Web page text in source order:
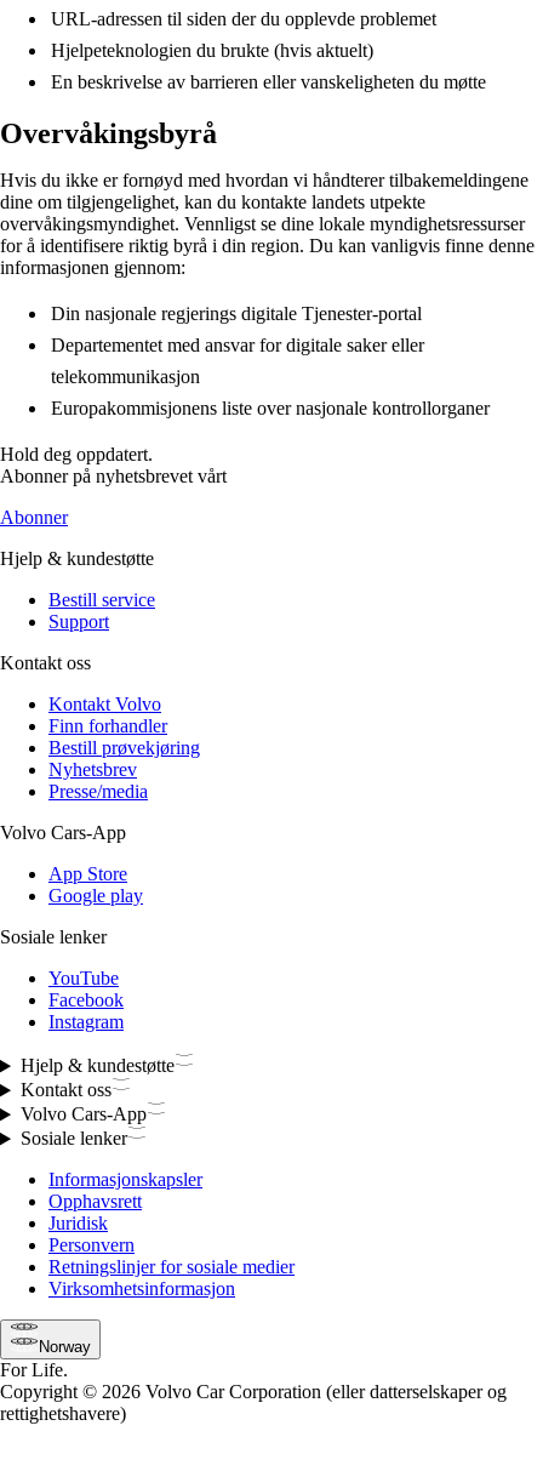
URL-adressen til siden der du opplevde problemet
Hjelpeteknologien du brukte (hvis aktuelt)
En beskrivelse av barrieren eller vanskeligheten du møtte
Overvåkingsbyrå
Hvis du ikke er fornøyd med hvordan vi håndterer tilbakemeldingene
dine om tilgjengelighet, kan du kontakte landets utpekte
overvåkingsmyndighet. Vennligst se dine lokale myndighetsressurser
for å identifisere riktig byrå i din region. Du kan vanligvis finne denne
informasjonen gjennom:
Din nasjonale regjerings digitale Tjenester-portal
Departementet med ansvar for digitale saker eller
telekommunikasjon
Europakommisjonens liste over nasjonale kontrollorganer